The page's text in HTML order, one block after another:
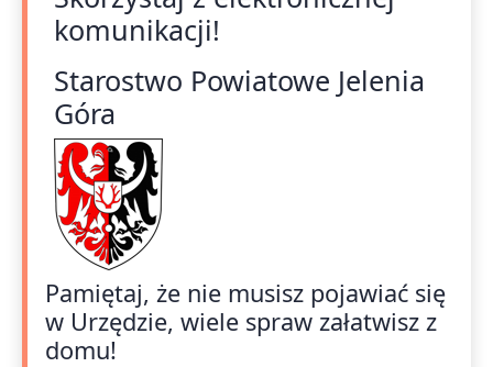
komunikacji!
Starostwo Powiatowe Jelenia
Góra
Pamiętaj, że nie musisz pojawiać się
w Urzędzie, wiele spraw załatwisz z
domu!